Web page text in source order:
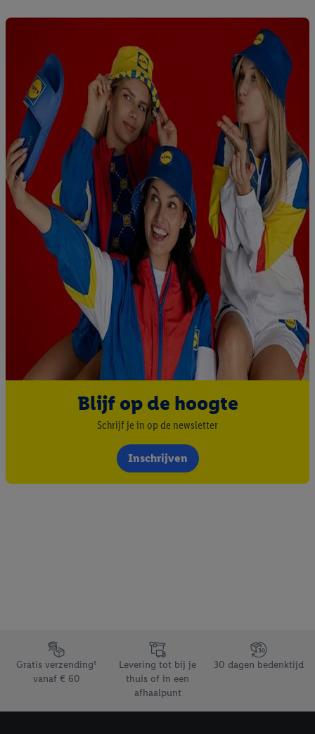
Blijf op de hoogte
Schrijf je in op de newsletter
Inschrijven
Footerelement met de verschillende USPs van Lidl.be
Gratis verzending¹
vanaf € 60
Levering tot bij je
thuis of in een
afhaalpunt
30 dagen bedenktijd